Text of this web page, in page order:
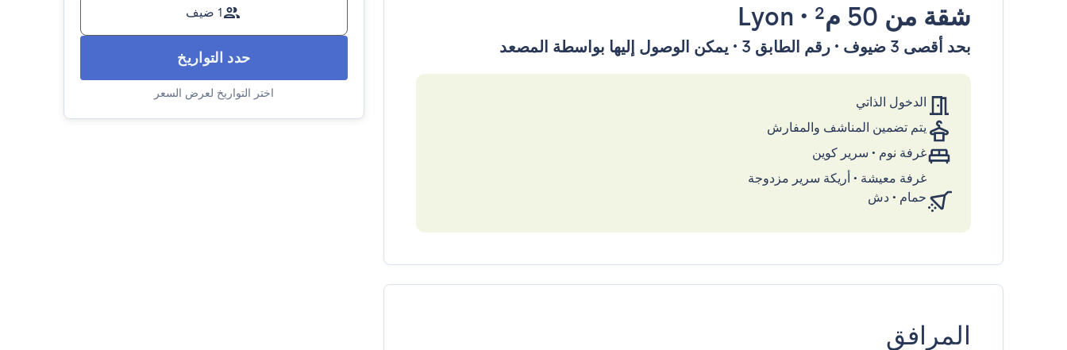
شقة من 50 م² •
Lyon
بحد أقصى 3 ضيوف • رقم الطابق 3 • يمكن الوصول إليها بواسطة المصعد
الدخول الذاتي
يتم تضمين المناشف والمفارش
غرفة نوم • سرير كوين
غرفة معيشة • أريكة سرير مزدوجة
حمام • دش
المرافق
1 ضيف
حدد التواريخ
اختر التواريخ لعرض السعر